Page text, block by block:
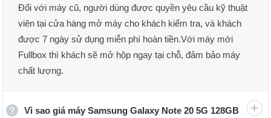
bạn đấy nhé!
Đánh giá thiết kế Samsung Galaxy Note 20 5G
Mỹ:
Đối với máy cũ, người dùng được quyền yêu cầu kỹ thuật
viên tại cửa hàng mở máy cho khách kiểm tra, và khách
được 7 ngày sử dụng miễn phí hoàn tiền.Với máy mới
Fullbox thì khách sẽ mở hộp ngay tại chỗ, đảm bảo máy
chất lượng.
Vì sao giá máy Samsung Galaxy Note 20 5G 128GB